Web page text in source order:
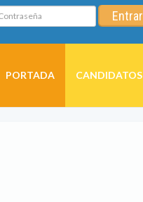
Entrar
PORTADA CANDIDATOS